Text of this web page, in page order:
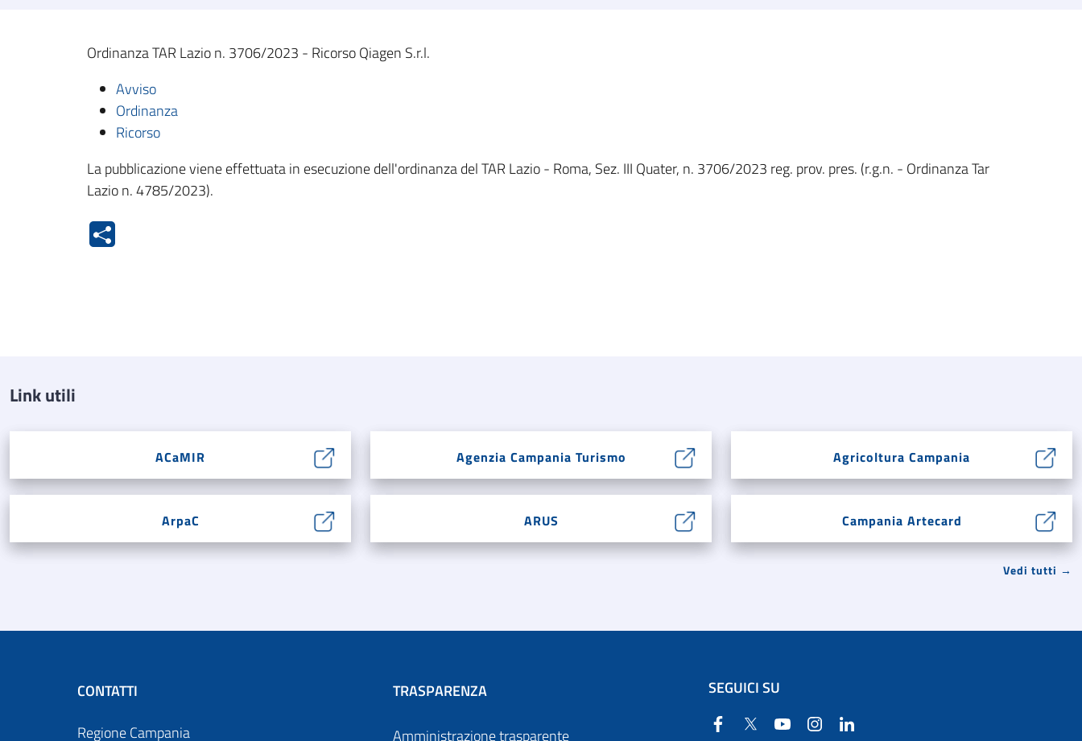
Ordinanza TAR Lazio n. 3706/2023 - Ricorso Qiagen S.r.l.
Avviso
Ordinanza
Ricorso
La pubblicazione viene effettuata in esecuzione dell'ordinanza del TAR Lazio - Roma, Sez. III Quater, n. 3706/2023 reg. prov. pres. (r.g.n. - Ordinanza Tar
Lazio n. 4785/2023).
Link utili
ACaMIR Agenzia Campania Turismo Agricoltura Campania
ArpaC ARUS Campania Artecard
Vedi tutti →
CONTATTI
Regione Campania
TRASPARENZA
Amministrazione trasparente
SEGUICI SU
Facebook
Twitter YouTube Instagram